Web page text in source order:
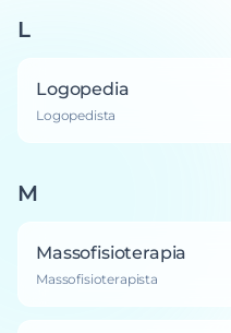
L
Logopedia
Logopedista
M
Massofisioterapia
Massofisioterapista